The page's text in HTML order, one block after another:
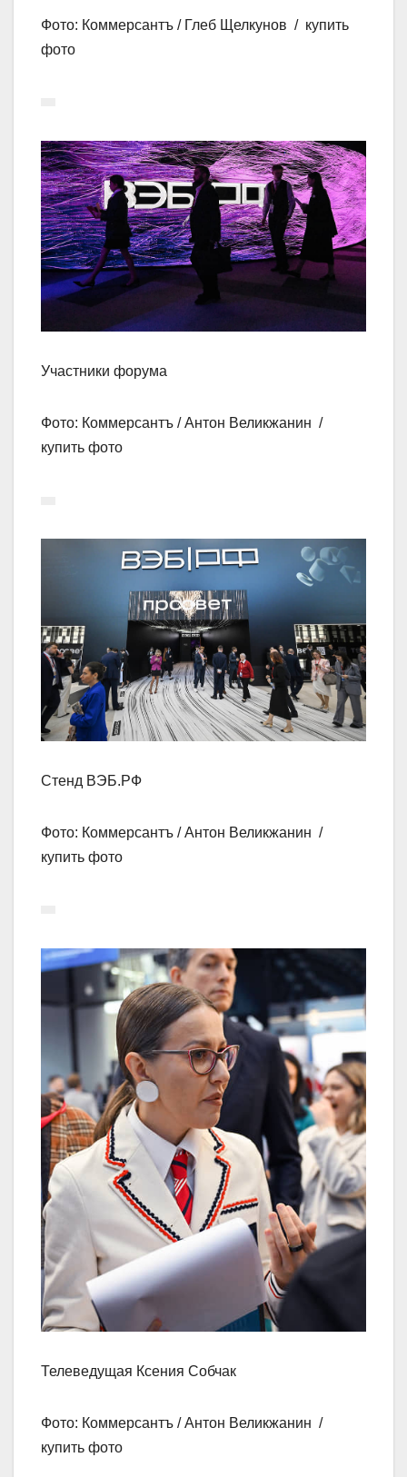
Фото: Коммерсантъ / Глеб Щелкунов / купить
фото
Участники форума
Фото: Коммерсантъ / Антон Великжанин /
купить фото
Стенд ВЭБ.РФ
Фото: Коммерсантъ / Антон Великжанин /
купить фото
Телеведущая Ксения Собчак
Фото: Коммерсантъ / Антон Великжанин /
купить фото